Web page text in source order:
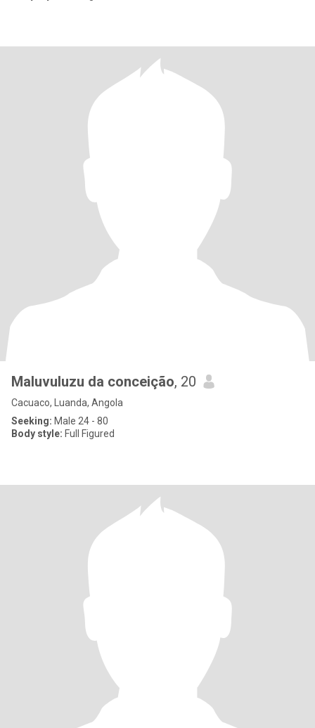
Maluvuluzu da conceição, 20
Cacuaco, Luanda, Angola
Seeking: Male 24 - 80
Body style: Full Figured